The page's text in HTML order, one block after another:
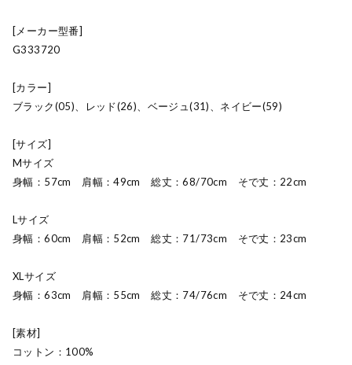
[メーカー型番]
G333720
[カラー]
ブラック(05)、レッド(26)、ベージュ(31)、ネイビー(59)
[サイズ]
Mサイズ
身幅：57cm 肩幅：49cm 総丈：68/70cm そで丈：22cm
Lサイズ
身幅：60cm 肩幅：52cm 総丈：71/73cm そで丈：23cm
XLサイズ
身幅：63cm 肩幅：55cm 総丈：74/76cm そで丈：24cm
[素材]
コットン：100%